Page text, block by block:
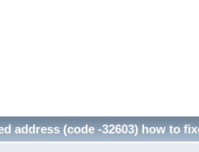
address (code -32603) how to